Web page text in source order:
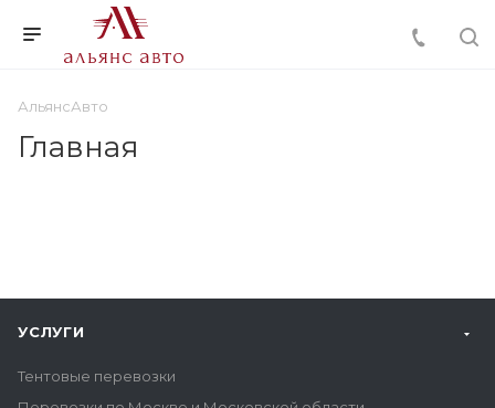
АльянсАвто
Главная
УСЛУГИ
Тентовые перевозки